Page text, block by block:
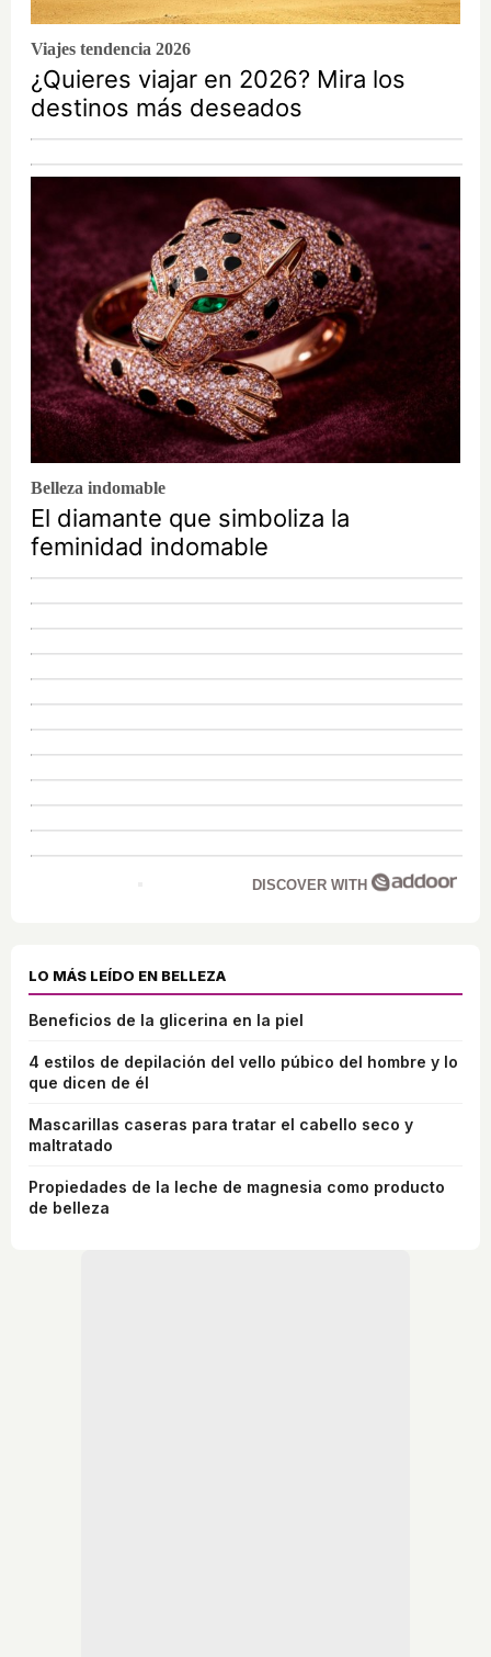
Viajes tendencia 2026
¿Quieres viajar en 2026? Mira los
destinos más deseados
Belleza indomable
El diamante que simboliza la
feminidad indomable
DISCOVER WITH
LO MÁS LEÍDO EN BELLEZA
Beneficios de la glicerina en la piel
4 estilos de depilación del vello púbico del hombre y lo
que dicen de él
Mascarillas caseras para tratar el cabello seco y
maltratado
Propiedades de la leche de magnesia como producto
de belleza